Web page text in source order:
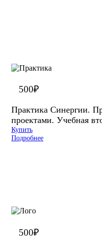
500₽
Практика Синергии.
проектами. Учебная
Купить
Подробнее
500₽